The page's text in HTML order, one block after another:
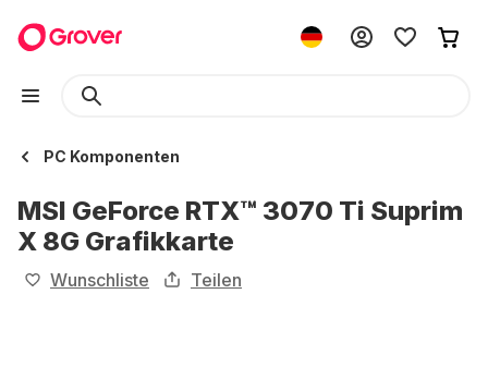
PC Komponenten
MSI GeForce RTX™ 3070 Ti Suprim
X 8G Grafikkarte
Wunschliste Teilen